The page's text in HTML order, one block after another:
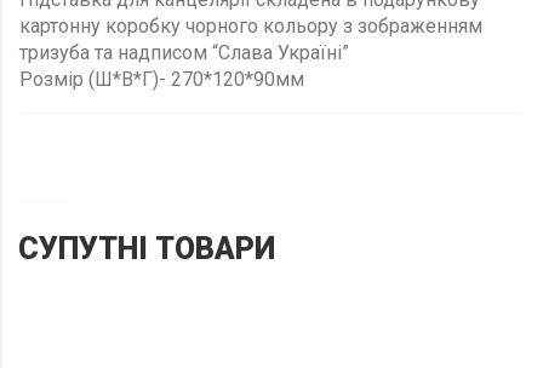
картонну коробку чорного кольору з зображенням
тризуба та надписом “Слава Україні”
Розмір (Ш*В*Г)- 270*120*90мм
СУПУТНІ ТОВАРИ